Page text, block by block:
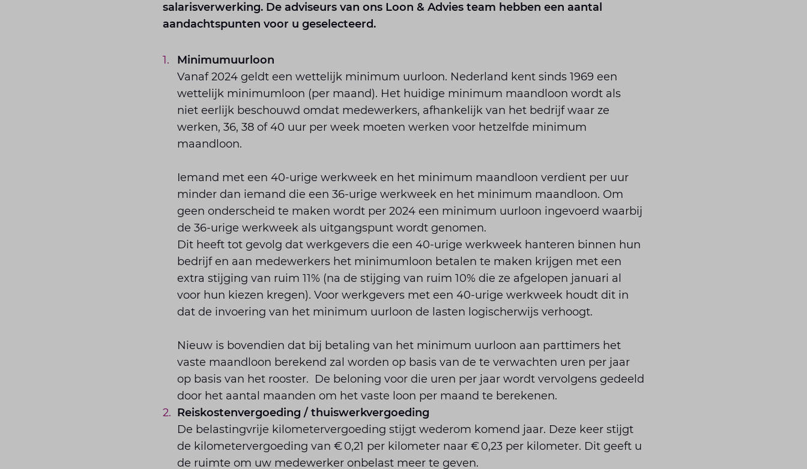
salarisverwerking. De adviseurs van ons Loon & Advies team hebben een aantal
aandachtspunten voor u geselecteerd.
Minimumuurloon
Vanaf 2024 geldt een wettelijk minimum uurloon. Nederland kent sinds 1969 een
wettelijk minimumloon (per maand). Het huidige minimum maandloon wordt als
niet eerlijk beschouwd omdat medewerkers, afhankelijk van het bedrijf waar ze
werken, 36, 38 of 40 uur per week moeten werken voor hetzelfde minimum
maandloon.
Iemand met een 40-urige werkweek en het minimum maandloon verdient per uur
minder dan iemand die een 36-urige werkweek en het minimum maandloon. Om
geen onderscheid te maken wordt per 2024 een minimum uurloon ingevoerd waarbij
de 36-urige werkweek als uitgangspunt wordt genomen.
Dit heeft tot gevolg dat werkgevers die een 40-urige werkweek hanteren binnen hun
bedrijf en aan medewerkers het minimumloon betalen te maken krijgen met een
extra stijging van ruim 11% (na de stijging van ruim 10% die ze afgelopen januari al
voor hun kiezen kregen). Voor werkgevers met een 40-urige werkweek houdt dit in
dat de invoering van het minimum uurloon de lasten logischerwijs verhoogt.
Nieuw is bovendien dat bij betaling van het minimum uurloon aan parttimers het
vaste maandloon berekend zal worden op basis van de te verwachten uren per jaar
op basis van het rooster. De beloning voor die uren per jaar wordt vervolgens gedeeld
door het aantal maanden om het vaste loon per maand te berekenen.
Reiskostenvergoeding / thuiswerkvergoeding
De belastingvrije kilometervergoeding stijgt wederom komend jaar. Deze keer stijgt
de kilometervergoeding van € 0,21 per kilometer naar € 0,23 per kilometer. Dit geeft u
de ruimte om uw medewerker onbelast meer te geven.